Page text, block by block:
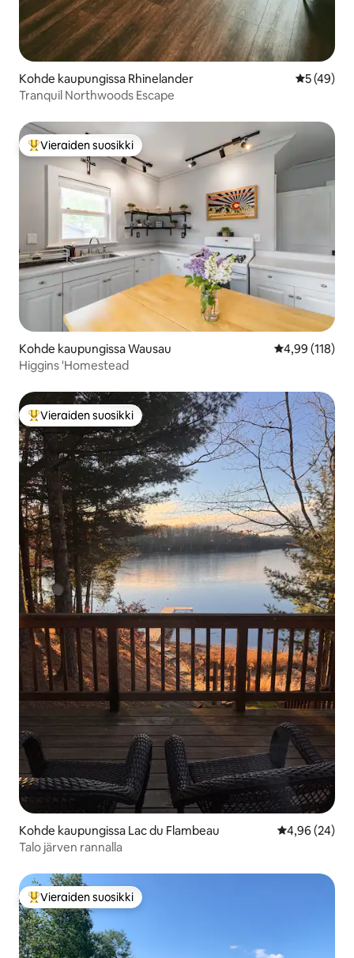
Kohde kaupungissa Rhinelander
5 (49)
Tranquil Northwoods Escape
Vieraiden suosikkien parhaimmistoa
Vieraiden suosikki
Kohde kaupungissa Wausau
4,99 (118)
Higgins 'Homestead
Vieraiden suosikkien parhaimmistoa
Vieraiden suosikki
Kohde kaupungissa Lac du Flambeau
4,96 (24)
Talo järven rannalla
Vieraiden suosikkien parhaimmistoa
Vieraiden suosikki